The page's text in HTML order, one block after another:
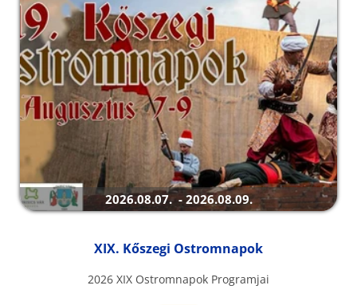
2026.08.07. - 2026.08.09.
XIX. Kőszegi Ostromnapok
2026 XIX Ostromnapok Programjai